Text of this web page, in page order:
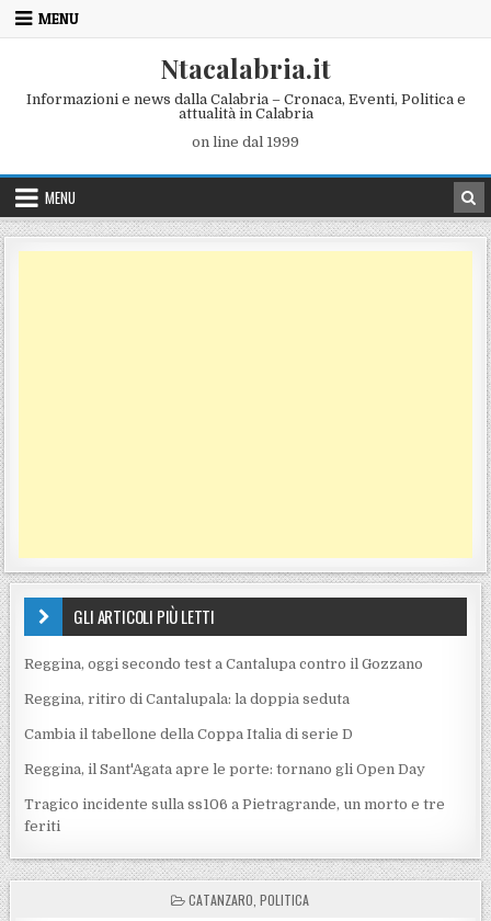
Skip to content
MENU
Ntacalabria.it
Informazioni e news dalla Calabria – Cronaca, Eventi, Politica e
attualità in Calabria
on line dal 1999
MENU
GLI ARTICOLI PIÙ LETTI
Reggina, oggi secondo test a Cantalupa contro il Gozzano
Reggina, ritiro di Cantalupala: la doppia seduta
Cambia il tabellone della Coppa Italia di serie D
Reggina, il Sant'Agata apre le porte: tornano gli Open Day
Tragico incidente sulla ss106 a Pietragrande, un morto e tre
feriti
POSTED IN
CATANZARO POLITICA